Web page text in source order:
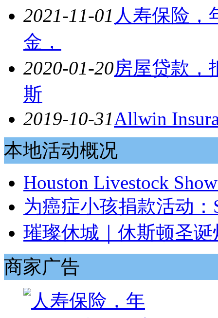
2021-11-01 人寿保险，
金，
2020-01-20房屋贷款，
斯
2019-10-31Allwin
本地活动概况
Houston Livestock
为癌症小孩捐款活动：
璀璨休城｜休斯顿圣
商家广告